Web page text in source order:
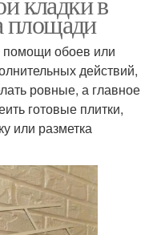
площади
помощи обоев или
действий,
ровные, а главное
готовые плитки,
или разметка